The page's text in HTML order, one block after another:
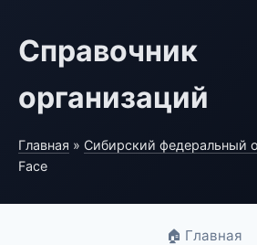
Справочник
организаций
Главная » Сибирский федеральный
Face
🏠 Главная